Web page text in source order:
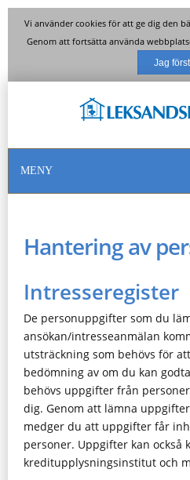
Vi använder cookies för att ge dig den
Genom att fortsätta använda
MENY
Hantering av
Intresseregister
De personuppgifter som du
ansökan/intresseanmälan
utsträckning som behövs för
bedömning av om du kan
behövs uppgifter från
dig. Genom att lämna
medger du att uppgifter får
personer. Uppgifter kan också
kreditupplysningsinstitut och